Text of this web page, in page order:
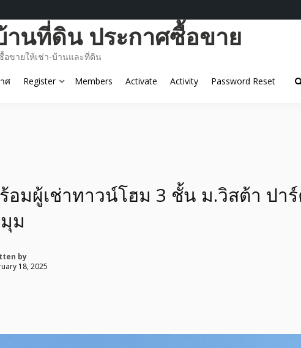
นที่ดิน ประกาศซื้อขาย
ขายให้เช่า-บ้านและที่ดิน
ศ Register Members Activate Activity Password Reset
อมผู้เช่าทาวน์โฮม 3 ชั้น ม.วิสต้า ปา
ม
by
18, 2025